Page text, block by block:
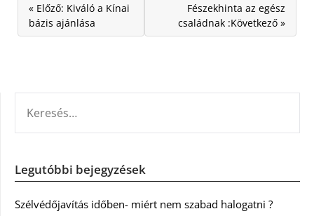
« Előző: Kiváló a Kínai
bázis ajánlása
Fészekhinta az egész
családnak :Következő »
Legutóbbi bejegyzések
Szélvédőjavítás időben- miért nem szabad halogatni ?